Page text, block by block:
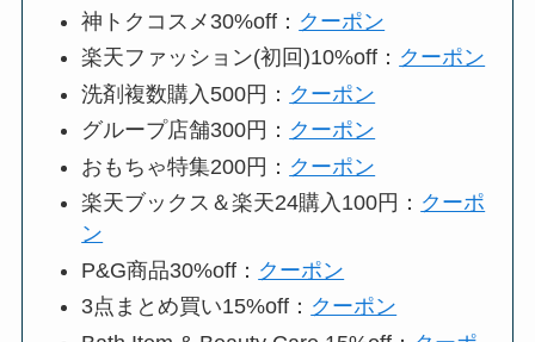
神トクコスメ30%off： クーポン
楽天ファッション(初回)10%off： クーポン
洗剤複数購入500円： クーポン
グループ店舗300円： クーポン
おもちゃ特集200円： クーポン
楽天ブックス＆楽天24購入100円： クーポ
ン
P&G商品30%off： クーポン
3点まとめ買い15%off： クーポン